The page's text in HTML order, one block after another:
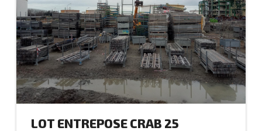
LOT ENTREPOSE CRAB 25